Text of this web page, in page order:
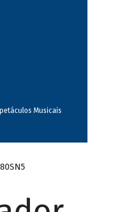
Musicais